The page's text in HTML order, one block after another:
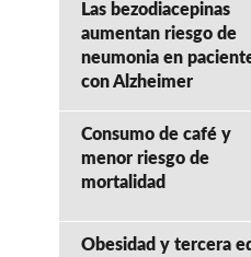
Las bezodiacepinas
aumentan riesgo de
neumonia en
con Alzheimer
Consumo de café y
menor riesgo de
mortalidad
Obesidad y tercera